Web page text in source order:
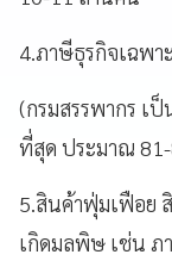
4.ภาษีธุรกิจเฉพ
(กรมสรรพากร เ
ที่สุด ประมาณ
5.สินค้าฟุ่มเฟือย
เกิดมลพิษ เช่น ภ